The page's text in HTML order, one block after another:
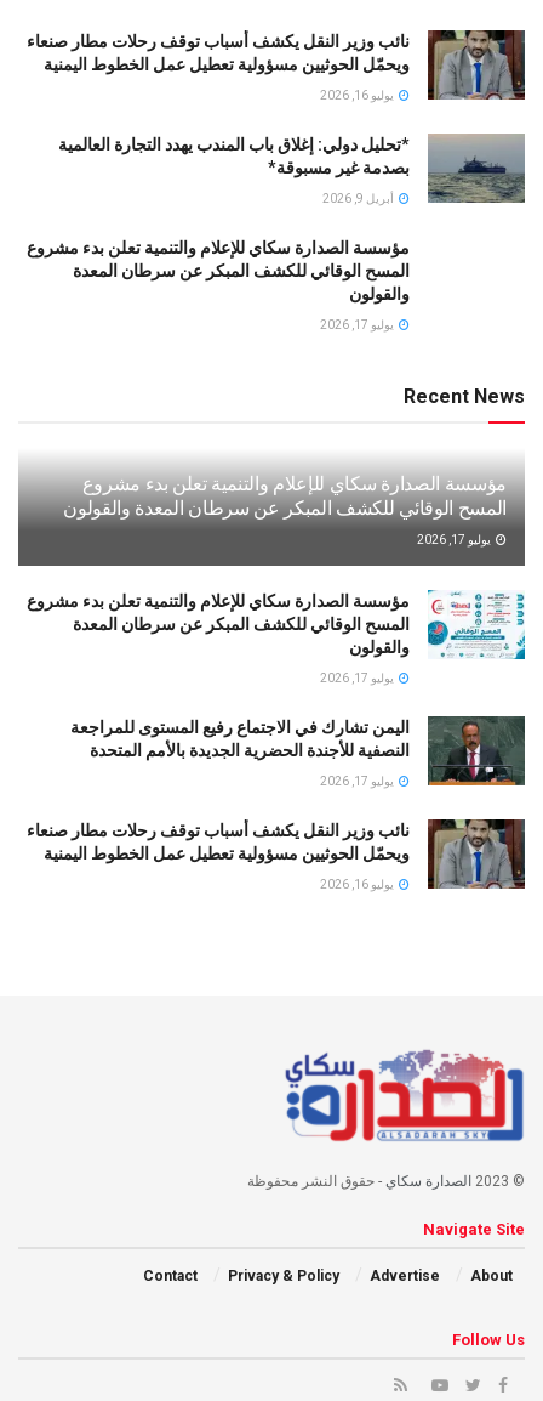
نائب وزير النقل يكشف أسباب توقف رحلات مطار صنعاء
ويحمّل الحوثيين مسؤولية تعطيل عمل الخطوط اليمنية
يوليو 16, 2026
*تحليل دولي: إغلاق باب المندب يهدد التجارة العالمية
بصدمة غير مسبوقة*
أبريل 9, 2026
مؤسسة الصدارة سكاي للإعلام والتنمية تعلن بدء مشروع
المسح الوقائي للكشف المبكر عن سرطان المعدة
والقولون
يوليو 17, 2026
Recent News
مؤسسة الصدارة سكاي للإعلام والتنمية تعلن بدء مشروع
المسح الوقائي للكشف المبكر عن سرطان المعدة والقولون
يوليو 17, 2026
مؤسسة الصدارة سكاي للإعلام والتنمية تعلن بدء مشروع
المسح الوقائي للكشف المبكر عن سرطان المعدة
والقولون
يوليو 17, 2026
اليمن تشارك في الاجتماع رفيع المستوى للمراجعة
النصفية للأجندة الحضرية الجديدة بالأمم المتحدة
يوليو 17, 2026
نائب وزير النقل يكشف أسباب توقف رحلات مطار صنعاء
ويحمّل الحوثيين مسؤولية تعطيل عمل الخطوط اليمنية
يوليو 16, 2026
© 2023 الصدارة سكاي- حقوق النشر محفوظة
Navigate Site
About
Advertise
Privacy & Policy
Contact
Follow Us